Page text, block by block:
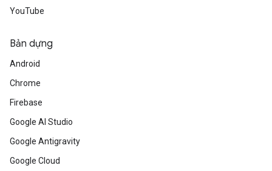
YouTube
Bản dựng
Android
Chrome
Firebase
Google AI Studio
Google Antigravity
Google Cloud